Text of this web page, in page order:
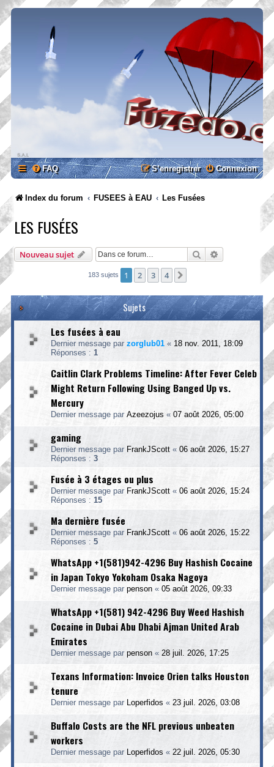
FAQ Connexion
S’enregistrer
Index du forum FUSEES à EAU Les Fusées
LES FUSÉES
Nouveau sujet RechercherRecherche
183 sujets 1 2 3 4
Sujets
Les fusées à eau
Dernier message par zorglub01 « 18 nov. 2011, 18:09
Réponses : 1
Caitlin Clark Problems Timeline: After Fever Celeb
Might Return Following Using Banged Up vs.
Mercury
Dernier message par Azeezojus « 07 août 2026, 05:00
gaming
Dernier message par FrankJScott « 06 août 2026, 15:27
Réponses : 3
Fusée à 3 étages ou plus
Dernier message par FrankJScott « 06 août 2026, 15:24
Réponses : 15
Ma dernière fusée
Dernier message par FrankJScott « 06 août 2026, 15:22
Réponses : 5
WhatsApp +1(581)942-4296 Buy Hashish Cocaine
in Japan Tokyo Yokoham Osaka Nagoya
Dernier message par penson « 05 août 2026, 09:33
WhatsApp +1(581) 942-4296 Buy Weed Hashish
Cocaine in Dubai Abu Dhabi Ajman United Arab
Emirates
Dernier message par penson « 28 juil. 2026, 17:25
Texans Information: Invoice Orien talks Houston
tenure
Dernier message par Loperfidos « 23 juil. 2026, 03:08
Buffalo Costs are the NFL previous unbeaten
workers
Dernier message par Loperfidos « 22 juil. 2026, 05:30